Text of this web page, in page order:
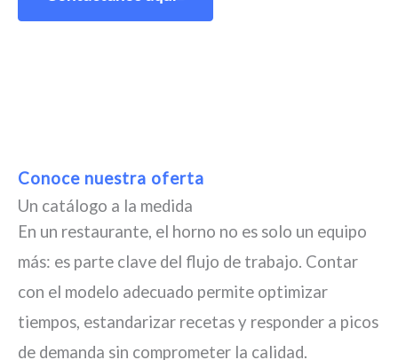
Conoce nuestra oferta
Un catálogo a la medida
En un restaurante, el horno no es solo un equipo
más: es parte clave del flujo de trabajo. Contar
con el modelo adecuado permite optimizar
tiempos, estandarizar recetas y responder a picos
de demanda sin comprometer la calidad.